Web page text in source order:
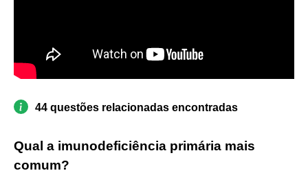
44 questões relacionadas encontradas
Qual a imunodeficiência primária mais
comum?